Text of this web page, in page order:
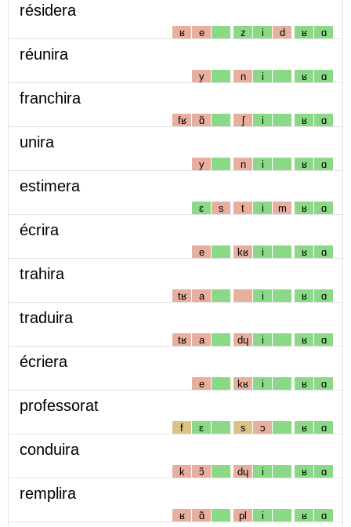
résidera
ʁ e z i d ʁ ɑ
réunira
y n i ʁ ɑ
franchira
fʁ ɑ̃ ʃ i ʁ ɑ
unira
y n i ʁ ɑ
estimera
ɛ s t i m ʁ ɑ
écrira
e kʁ i ʁ ɑ
trahira
tʁ a i ʁ ɑ
traduira
tʁ a dɥ i ʁ ɑ
écriera
e kʁ i ʁ ɑ
professorat
f ɛ s ɔ ʁ ɑ
conduira
k ɔ̃ dɥ i ʁ ɑ
remplira
ʁ ɑ̃ pl i ʁ ɑ